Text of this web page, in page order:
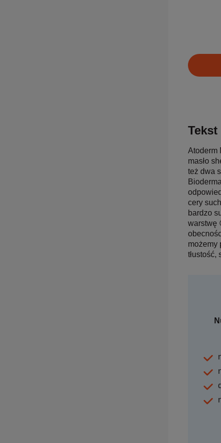
Atoderm
masło
też dwa
cery
bardzo
warstwę
możemy
tłustość,